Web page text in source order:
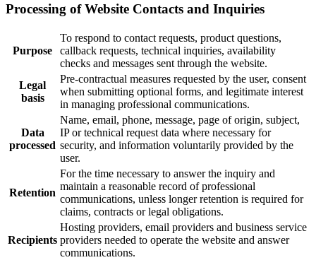
Processing of Website Contacts and Inquiries
Purpose
To respond to contact requests, product questions,
callback requests, technical inquiries, availability
checks and messages sent through the website.
Legal
basis
Pre-contractual measures requested by the user, consent
when submitting optional forms, and legitimate interest
in managing professional communications.
Data
processed
Name, email, phone, message, page of origin, subject,
IP or technical request data where necessary for
security, and information voluntarily provided by the
user.
Retention
For the time necessary to answer the inquiry and
maintain a reasonable record of professional
communications, unless longer retention is required for
claims, contracts or legal obligations.
Recipients
Hosting providers, email providers and business service
providers needed to operate the website and answer
communications.